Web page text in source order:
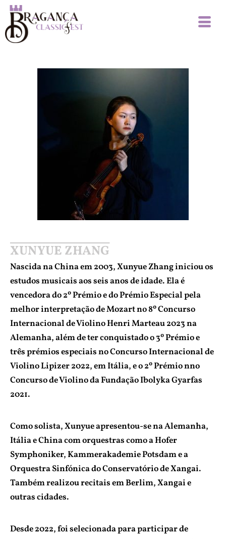
XUNYUE ZHANG
Nascida na China em 2003, Xunyue Zhang iniciou os
estudos musicais aos seis anos de idade. Ela é
vencedora do 2º Prémio e do Prémio Especial pela
melhor interpretação de Mozart no 8º Concurso
Internacional de Violino Henri Marteau 2023 na
Alemanha, além de ter conquistado o 3º Prémio e
três prémios especiais no Concurso Internacional de
Violino Lipizer 2022, em Itália, e o 2º Prémio nno
Concurso de Violino da Fundação Ibolyka Gyarfas
2021.
Como solista, Xunyue apresentou-se na Alemanha,
Itália e China com orquestras como a Hofer
Symphoniker, Kammerakademie Potsdam e a
Orquestra Sinfónica do Conservatório de Xangai.
Também realizou recitais em Berlim, Xangai e
outras cidades.
Desde 2022, foi selecionada para participar de